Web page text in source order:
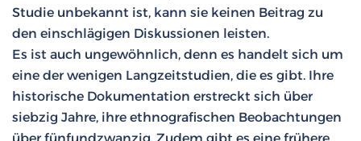
Studie unbekannt ist, kann sie keinen Beitrag zu
den einschlägigen Diskussionen leisten.
Es ist auch ungewöhnlich, denn es handelt sich um
eine der wenigen Langzeitstudien, die es gibt. Ihre
historische Dokumentation erstreckt sich über
siebzig Jahre, ihre ethnografischen Beobachtungen